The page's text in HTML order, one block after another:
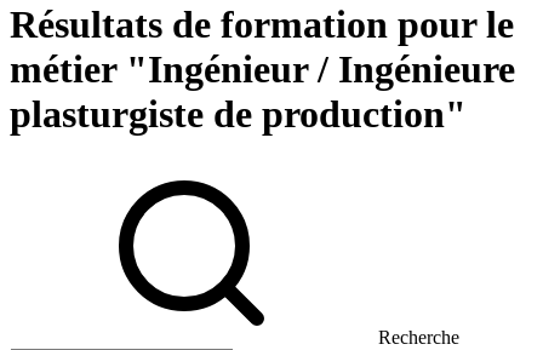
Résultats de formation pour le
métier "Ingénieur / Ingénieure
plasturgiste de production"
Recherche